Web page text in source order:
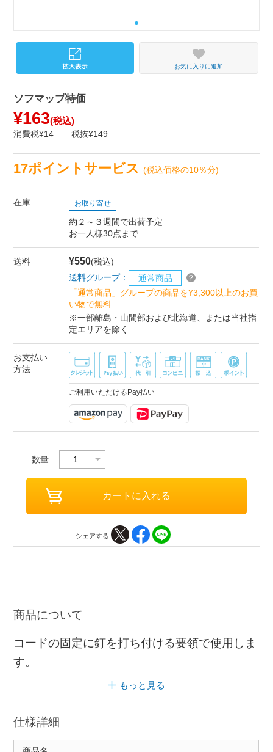
お気に入りに追加
ソフマップ特価
¥163(税込)
消費税¥14 税抜¥149
17ポイントサービス(税込価格の10％分)
在庫 お取り寄せ
約２～３週間で出荷予定
お一人様30点まで
送料 ¥550(税込)
送料グループ：
通常商品
「通常商品」グループの商品を¥3,300以上のお買
い物で無料
※一部離島・山間部および北海道、または当社指
定エリアを除く
お支払い
方法
ご利用いただけるPay払い
数量
シェアする
商品について
コードの固定に釘を打ち付ける要領で使用しま
す。
もっと見る
仕様詳細